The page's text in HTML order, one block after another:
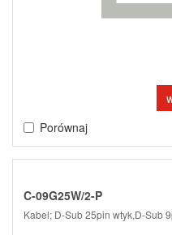
Porównaj
C-09G25W/2-P
Kabel; D-Sub 25pin wtyk,D-Sub